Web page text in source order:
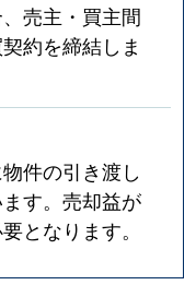
売主・買主間
約を締結しま
件の引き渡し
す。売却益が
となります。